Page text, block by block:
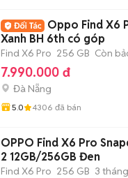
Oppo Find X6
Xanh BH 6th có góp
Find X6 Pro 256 GB Còn
7.990.000 đ
Đà Nẵng
5.0 4306 đã bán
OPPO Find X6 Pro
2 12GB/256GB Đen
Find X6 Pro 256 GB 3 tháng